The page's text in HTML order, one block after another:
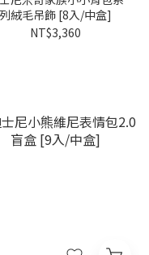
列絨毛吊飾 [8入/中盒]
NT$3,360